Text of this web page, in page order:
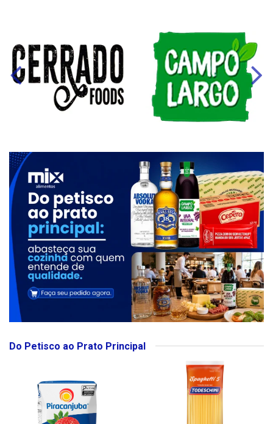
Do Petisco ao Prato Principal